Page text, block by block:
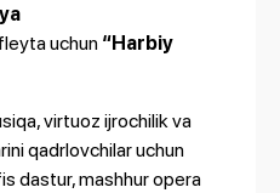
uchun “Harbiy
virtuoz ijrochilik va
qadrlovchilar uchun
dastur, mashhur opera